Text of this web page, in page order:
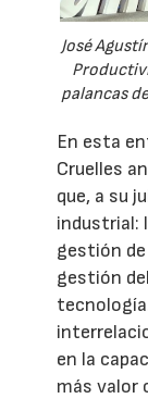
José
palancas
En esta
Cruelles
que, a su
industrial:
gestión
gestión
en la
más valor